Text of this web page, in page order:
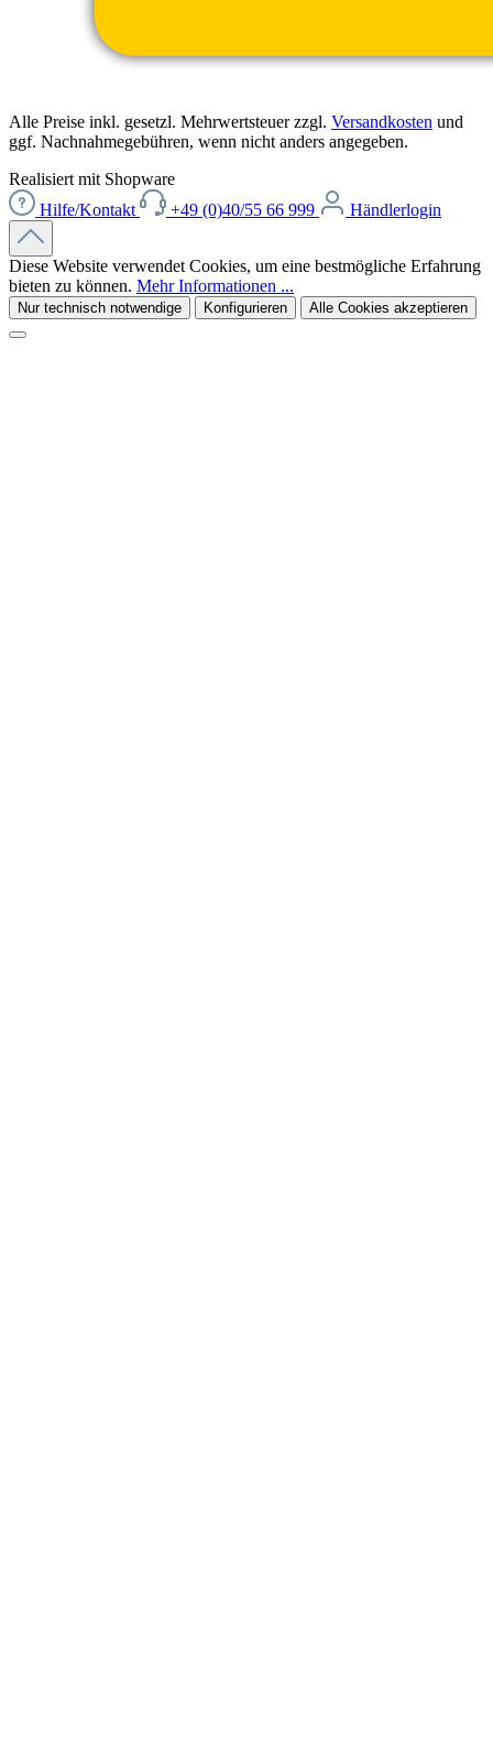
Alle Preise inkl. gesetzl. Mehrwertsteuer zzgl. Versandkosten und
ggf. Nachnahmegebühren, wenn nicht anders angegeben.
Realisiert mit Shopware
Hilfe/Kontakt
+49 (0)40/55 66 999 Händlerlogin
Diese Website verwendet Cookies, um eine bestmögliche Erfahrung
bieten zu können. Mehr Informationen ...
Nur technisch notwendige Konfigurieren Alle Cookies akzeptieren